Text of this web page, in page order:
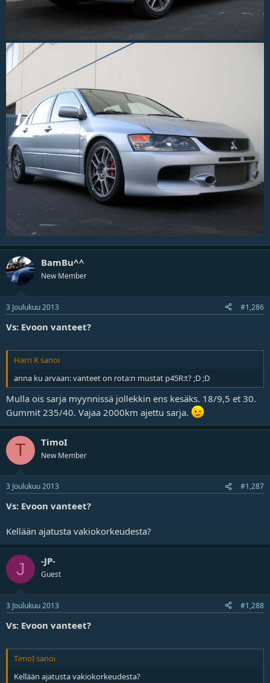
BamBu^^
New Member
3 Joulukuu 2013 #1,286
Vs: Evoon vanteet?
Harri K sanoi
anna ku arvaan: vanteet on rota:n mustat p45R:t? ;D ;D
Mulla ois sarja myynnissä jollekkin ens kesäks. 18/9,5 et 30.
Gummit 235/40. Vajaa 2000km ajettu sarja.
T TimoI
New Member
3 Joulukuu 2013 #1,287
Vs: Evoon vanteet?
Kellään ajatusta vakiokorkeudesta?
J -JP-
Guest
3 Joulukuu 2013 #1,288
Vs: Evoon vanteet?
TimoI sanoi
Kellään ajatusta vakiokorkeudesta?